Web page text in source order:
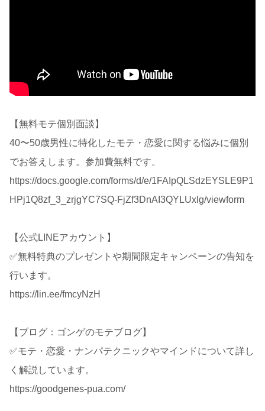
【無料モテ個別面談】
40〜50歳男性に特化したモテ・恋愛に関する悩みに個別
でお答えします。参加費無料です。
https://docs.google.com/forms/d/e/1FAIpQLSdzEYSLE9P1
HPj1Q8zf_3_zrjgYC7SQ-FjZf3DnAI3QYLUxlg/viewform
【公式LINEアカウント】
✅無料特典のプレゼントや期間限定キャンペーンの告知を
行います。
https://lin.ee/fmcyNzH
【ブログ：ゴンゲのモテブログ】
✅モテ・恋愛・ナンパテクニックやマインドについて詳し
く解説しています。
https://goodgenes-pua.com/